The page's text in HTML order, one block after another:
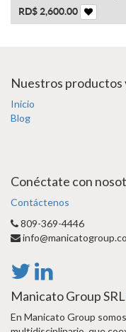
RD$2,600.00
Nuestros productos
Inicio
Blog
Conéctate con
Contáctenos
809-369-4446
Manicato Group SRL
En Manicato Group